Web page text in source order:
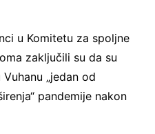
u Komitetu za spoljne
zaključili su da su
„jedan od
pandemije nakon